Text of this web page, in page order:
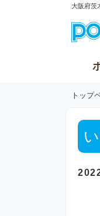
大阪府茨
トップ